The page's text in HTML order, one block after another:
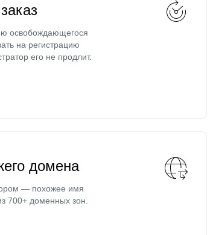
освобождающегося
на регистрацию
его не продлит.
домена
— похожее имя
700+ доменных зон.